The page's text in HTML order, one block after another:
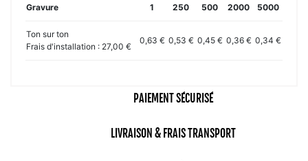
Gravure 1 250 500 2000 5000
Ton sur ton
Frais d'installation : 27,00 €
0,63 € 0,53 € 0,45 € 0,36 € 0,34 €
PAIEMENT SÉCURISÉ
LIVRAISON & FRAIS TRANSPORT